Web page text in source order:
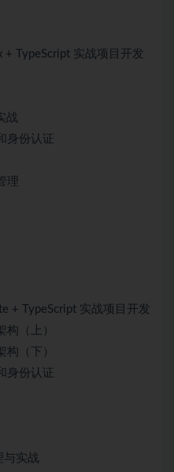
+ TypeScript 实战项目开发
战
身份认证
理
+ TypeScript 实战项目开发
（上）
（下）
身份认证
与实战